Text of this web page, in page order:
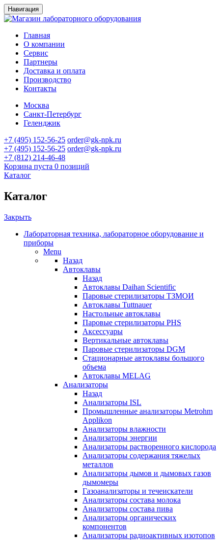
Навигация
Главная
О компании
Сервис
Партнеры
Доставка и оплата
Производство
Контакты
Москва
Санкт-Петербург
Геленджик
+7 (495) 152-56-25 order@gk-npk.ru
+7 (495) 152-56-25 order@gk-npk.ru
+7 (812) 214-46-48
Корзина пуста 0 позиций
Каталог
Каталог
Закрыть
Лабораторная техника, лабораторное оборудование и
приборы
Menu
Назад
Автоклавы
Назад
Автоклавы Daihan Scientific
Паровые стерилизаторы ТЗМОИ
Автоклавы Tuttnauer
Наcтольные автоклавы
Паровые стерилизаторы PHS
Аксессуары
Вертикальные автоклавы
Паровые стерилизаторы DGM
Стационарные автоклавы большого
объема
Автоклавы MELAG
Анализаторы
Назад
Анализаторы ISL
Промышленные анализаторы Metrohm
Applikon
Анализаторы влажности
Анализаторы энергии
Анализаторы растворенного кислорода
Анализаторы содержания тяжелых
металлов
Анализаторы дымов и дымовых газов
дымомеры
Газоанализаторы и течеискатели
Анализаторы состава молока
Анализаторы состава пива
Анализаторы органических
компонентов
Анализаторы радиоактивных изотопов